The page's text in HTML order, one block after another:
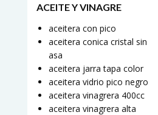
ACEITE Y VINAGRE
aceitera con pico
aceitera conica cristal sin
asa
aceitera jarra tapa color
aceitera vidrio pico negro
aceitera vinagrera 400cc
aceitera vinagrera alta